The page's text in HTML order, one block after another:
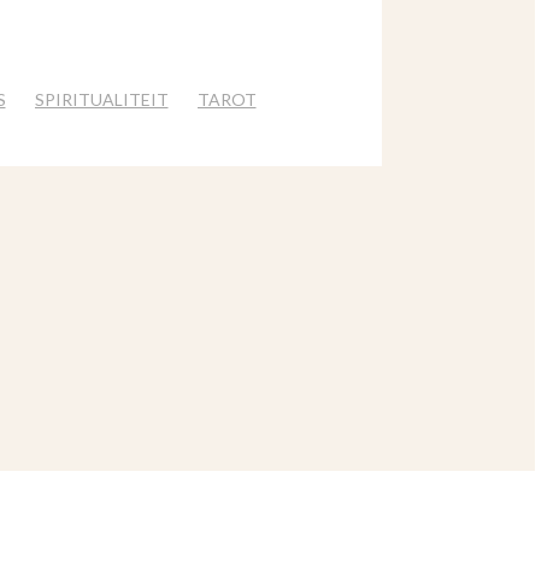
SPIRITUALITEIT TAROT